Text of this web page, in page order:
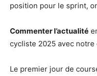
position pour le sprint,
Commenter l’actualité
cycliste 2025 avec notre
Le premier jour de